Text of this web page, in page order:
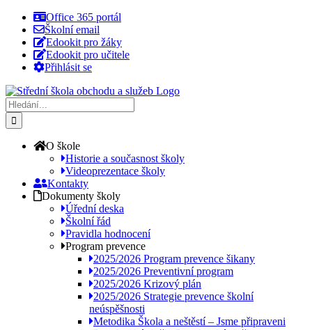
Přeskočit
obsah
Office 365 portál
Školní email
Edookit pro žáky
Edookit pro učitele
Přihlásit se
Hledat:
O škole
Historie a současnost školy
Videoprezentace školy
Kontakty
Dokumenty školy
Úřední deska
Školní řád
Pravidla hodnocení
Program prevence
2025/2026 Program prevence šikany
2025/2026 Preventivní program
2025/2026 Krizový plán
2025/2026 Strategie prevence školní
neúspěšnosti
Metodika Škola a neštěstí – Jsme připraveni